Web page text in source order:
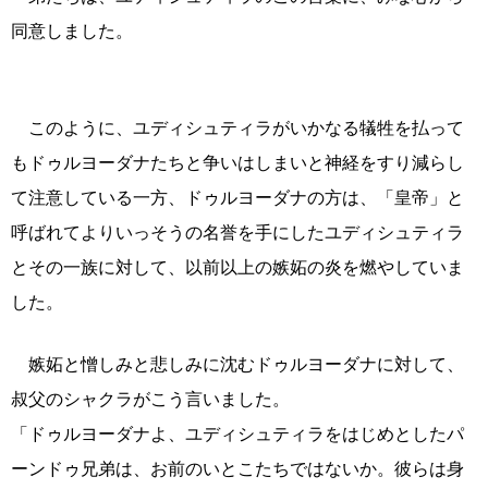
同意しました。
このように、ユディシュティラがいかなる犠牲を払って
もドゥルヨーダナたちと争いはしまいと神経をすり減らし
て注意している一方、ドゥルヨーダナの方は、「皇帝」と
呼ばれてよりいっそうの名誉を手にしたユディシュティラ
とその一族に対して、以前以上の嫉妬の炎を燃やしていま
した。
嫉妬と憎しみと悲しみに沈むドゥルヨーダナに対して、
叔父のシャクラがこう言いました。
「ドゥルヨーダナよ、ユディシュティラをはじめとしたパ
ーンドゥ兄弟は、お前のいとこたちではないか。彼らは身